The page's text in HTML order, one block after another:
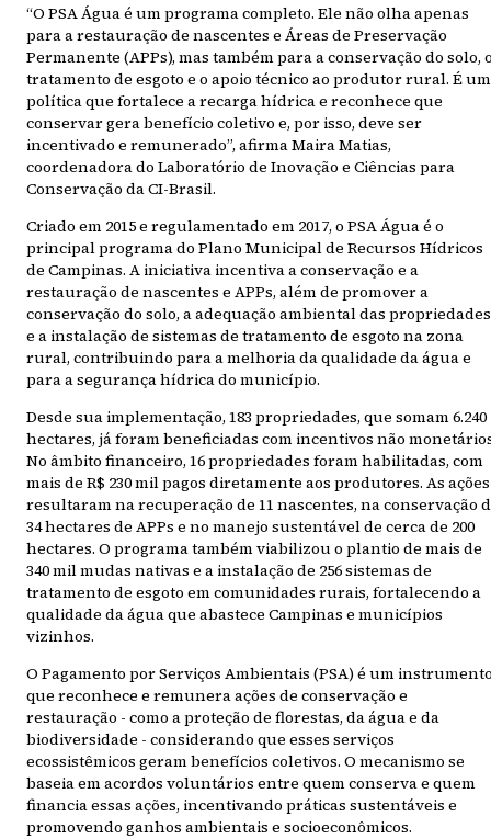
“O PSA Água é um programa completo. Ele não olha apenas
para a restauração de nascentes e Áreas de Preservação
Permanente (APPs), mas também para a conservação do solo,
tratamento de esgoto e o apoio técnico ao produtor rural. É
política que fortalece a recarga hídrica e reconhece que
conservar gera benefício coletivo e, por isso, deve ser
incentivado e remunerado”, afirma Maira Matias,
coordenadora do Laboratório de Inovação e Ciências para
Conservação da CI-Brasil.
Criado em 2015 e regulamentado em 2017, o PSA Água é o
principal programa do Plano Municipal de Recursos Hídricos
de Campinas. A iniciativa incentiva a conservação e a
restauração de nascentes e APPs, além de promover a
conservação do solo, a adequação ambiental das propriedades
e a instalação de sistemas de tratamento de esgoto na zona
rural, contribuindo para a melhoria da qualidade da água e
para a segurança hídrica do município.
Desde sua implementação, 183 propriedades, que somam 6.240
hectares, já foram beneficiadas com incentivos não
No âmbito financeiro, 16 propriedades foram habilitadas, com
mais de R$ 230 mil pagos diretamente aos produtores. As ações
resultaram na recuperação de 11 nascentes, na conservação
34 hectares de APPs e no manejo sustentável de cerca de 200
hectares. O programa também viabilizou o plantio de mais de
340 mil mudas nativas e a instalação de 256 sistemas de
tratamento de esgoto em comunidades rurais, fortalecendo a
qualidade da água que abastece Campinas e municípios
vizinhos.
O Pagamento por Serviços Ambientais (PSA) é um
que reconhece e remunera ações de conservação e
restauração - como a proteção de florestas, da água e da
biodiversidade - considerando que esses serviços
ecossistêmicos geram benefícios coletivos. O mecanismo se
baseia em acordos voluntários entre quem conserva e quem
financia essas ações, incentivando práticas sustentáveis e
promovendo ganhos ambientais e socioeconômicos.